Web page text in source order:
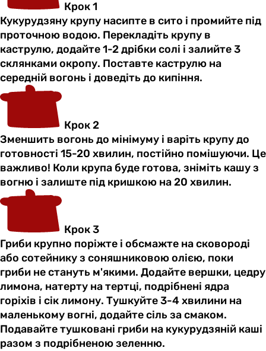
Крок 1
Кукурудзяну крупу насипте в сито і промийте під
проточною водою. Перекладіть крупу в
каструлю, додайте 1-2 дрібки солі і залийте 3
склянками окропу. Поставте каструлю на
середній вогонь і доведіть до кипіння.
Крок 2
Зменшить вогонь до мінімуму і варіть крупу до
готовності 15-20 хвилин, постійно помішуючи. Це
важливо! Коли крупа буде готова, зніміть кашу з
вогню і залиште під кришкою на 20 хвилин.
Крок 3
Гриби крупно поріжте і обсмажте на сковороді
або сотейнику з соняшниковою олією, поки
гриби не стануть м'якими. Додайте вершки, цедру
лимона, натерту на тертці, подрібнені ядра
горіхів і сік лимону. Тушкуйте 3-4 хвилини на
маленькому вогні, додайте сіль за смаком.
Подавайте тушковані гриби на кукурудзяній каші
разом з подрібненою зеленню.